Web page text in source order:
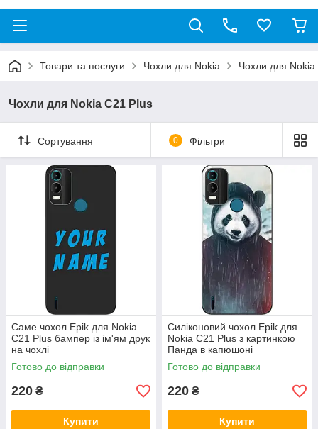
Товари та послуги Чохли для Nokia Чохли для
Чохли для Nokia С21 Plus
Сортування 0 Фільтри
Саме чохол Epik для Nokia
С21 Plus бампер із ім'ям друк
на чохлі
Готово до відправки
220 ₴
Купити
Силіконовий чохол Epik для
Nokia С21 Plus з картинкою
Панда в капюшоні
Готово до відправки
220 ₴
Купити